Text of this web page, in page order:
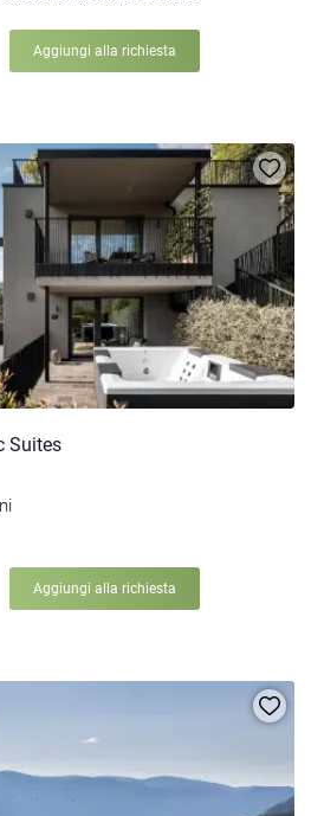
Aggiungi alla richiesta
Suites
Aggiungi alla richiesta